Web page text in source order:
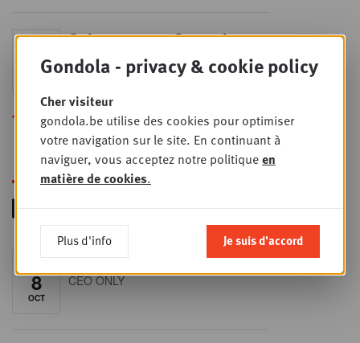
24
SEPT
Sales & nego Summit
2026
Sales & Nego summit 2026
Toutes les formations
8
OCT
RET-TALK
CEO ONLY
Gondola - privacy & cookie policy
Cher visiteur
gondola.be utilise des cookies pour optimiser
votre navigation sur le site. En continuant à
naviguer, vous acceptez notre politiqueen
matière de cookies.
Plus d'info Je suis d'accord